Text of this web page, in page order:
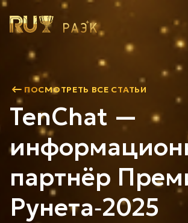
ПОСМОТРЕТЬ ВСЕ СТАТЬИ
TenChat —
партнёр
Рунета‑2025